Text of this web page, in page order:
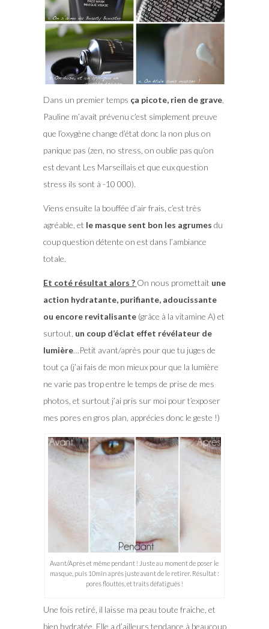
Dans un premier temps ça picote, rien de grave,
Pauline m’avait prévenu c’est simplement preuve
que l’oxygène change d’état donc la non plus on
panique pas (zen, no stress, on oublie pas qu’on
est devant Les Marseillais et que eux question
stress ils sont à -10 000).
Viens ensuite la bouffée d’air frais, c’est très
agréable, et le masque sent bon les agrumes du
coup question détente on est dans l’ambiance
totale.
Et coté résultat alors ? On nous promettait une
action hydratante, purifiante, adoucissante
ou encore revitalisante(grâce à la vitamine A) et
surtout, un coup d’éclat effet révélateur de
lumière…Petit avant/après pour que tu juges de
tout ça (j’ai fais de mon mieux pour que la lumière
ne varie pas trop entre le temps de prise de mes
photos, et surtout j’ai pris sur moi pour t’exposer
mes pores en gros plan, apprécies donc le geste !)
Avant/Après et même pendant ! Juste au moment de poser le
masque, puis 10min après juste avant de le retirer. Résultat :
pores flouttés, et traits défatigués !
Une fois retiré, il laisse ma peau toute fraiche, et
bien hydratée. Elle a d’ailleurs tendance à beaucoup